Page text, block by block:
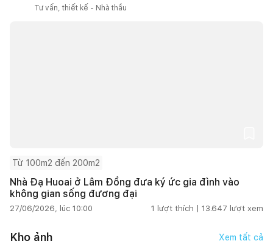
Tư vấn, thiết kế - Nhà thầu
Từ 100m2 đến 200m2
Nhà Đạ Huoai ở Lâm Đồng đưa ký ức gia đình vào
không gian sống đương đại
27/06/2026, lúc 10:00 1 lượt thích | 13.647 lượt xem
Kho ảnh Xem tất cả